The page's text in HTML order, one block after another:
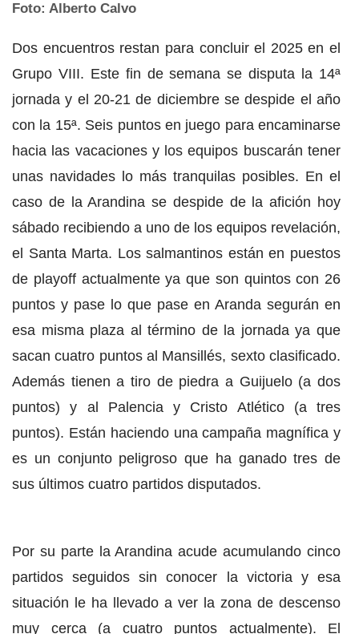
Foto: Alberto Calvo
Dos encuentros restan para concluir el 2025 en el
Grupo VIII. Este fin de semana se disputa la 14ª
jornada y el 20-21 de diciembre se despide el año
con la 15ª. Seis puntos en juego para encaminarse
hacia las vacaciones y los equipos buscarán tener
unas navidades lo más tranquilas posibles. En el
caso de la Arandina se despide de la afición hoy
sábado recibiendo a uno de los equipos revelación,
el Santa Marta. Los salmantinos están en puestos
de playoff actualmente ya que son quintos con 26
puntos y pase lo que pase en Aranda segurán en
esa misma plaza al término de la jornada ya que
sacan cuatro puntos al Mansillés, sexto clasificado.
Además tienen a tiro de piedra a Guijuelo (a dos
puntos) y al Palencia y Cristo Atlético (a tres
puntos). Están haciendo una campaña magnífica y
es un conjunto peligroso que ha ganado tres de
sus últimos cuatro partidos disputados.
Por su parte la Arandina acude acumulando cinco
partidos seguidos sin conocer la victoria y esa
situación le ha llevado a ver la zona de descenso
muy cerca (a cuatro puntos actualmente). El